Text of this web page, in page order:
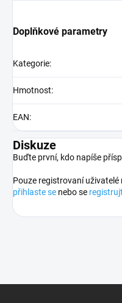
Doplňkové parametry
Kategorie:
Hmotnost:
EAN:
Diskuze
Buďte první, kdo napíše
Pouze registrovaní
přihlaste se nebo se